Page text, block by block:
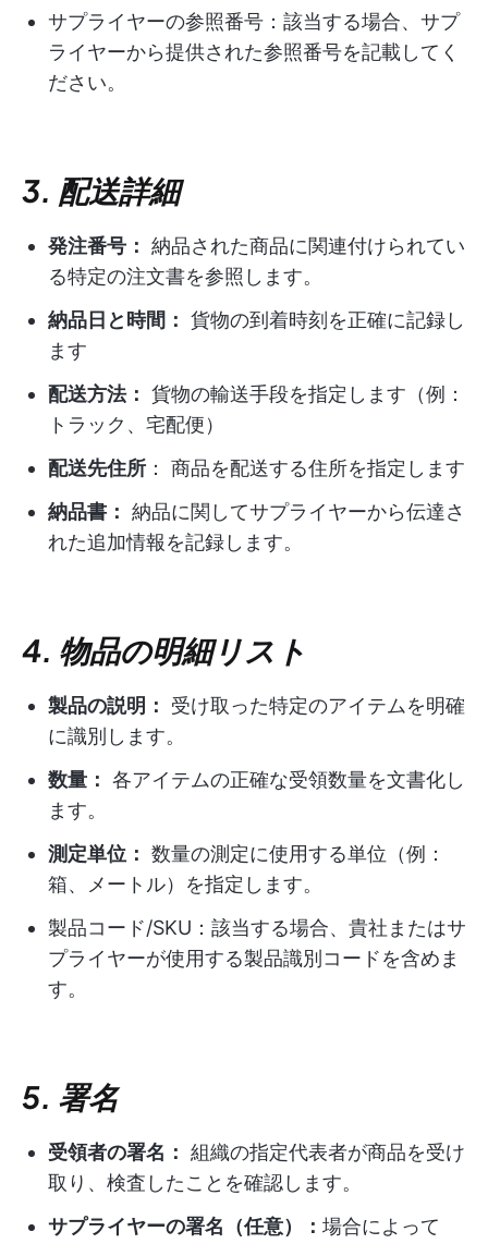
サプライヤーの参照番号：該当する場合、サプ
ライヤーから提供された参照番号を記載してく
ださい。
3. 配送詳細
発注番号： 納品された商品に関連付けられてい
る特定の注文書を参照します。
納品日と時間： 貨物の到着時刻を正確に記録し
ます
配送方法： 貨物の輸送手段を指定します（例：
トラック、宅配便）
配送先住所 ： 商品を配送する住所を指定します
納品書： 納品に関してサプライヤーから伝達さ
れた追加情報を記録します。
4. 物品の明細リスト
製品の説明：
受け取った特定のアイテムを明確
に識別します。
数量： 各アイテムの正確な受領数量を文書化し
ます。
測定単位： 数量の測定に使用する単位（例：
箱、メートル）を指定します。
製品コード/SKU：該当する場合、貴社またはサ
プライヤーが使用する製品識別コードを含めま
す。
5. 署名
受領者の署名： 組織の指定代表者が商品を受け
取り、検査したことを確認します。
サプライヤーの署名（任意）： 場合によって